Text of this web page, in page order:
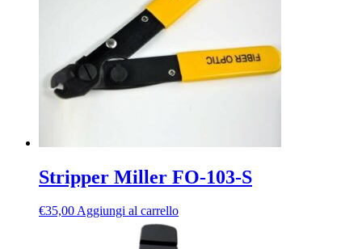
Stripper Miller FO-103-S
€35,00Aggiungi al carrello